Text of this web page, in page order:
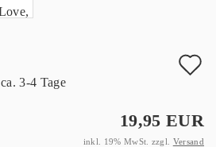
ca. 3-4 Tage
19,95 EUR
inkl. 19% MwSt. zzgl. Versand